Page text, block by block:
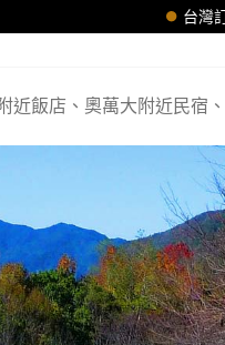
台灣
近飯店、奧萬大附近民